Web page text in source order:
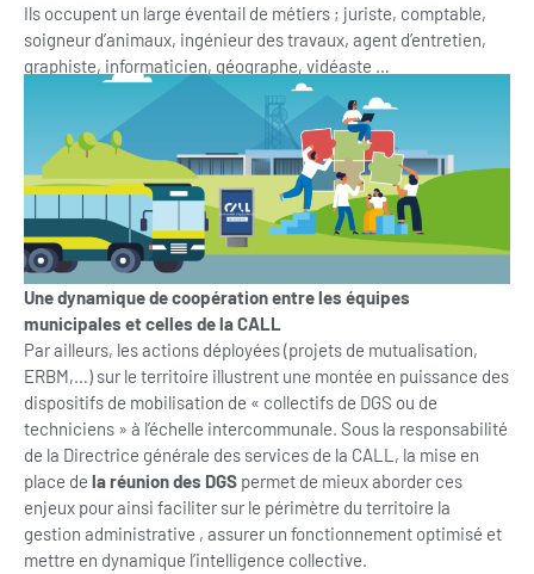
Ils occupent un large éventail de métiers ; juriste, comptable,
soigneur d’animaux, ingénieur des travaux, agent d’entretien,
graphiste, informaticien, géographe, vidéaste …
Une dynamique de coopération entre les équipes
municipales et celles de la CALL
Par ailleurs, les actions déployées (projets de mutualisation,
ERBM,…) sur le territoire illustrent une montée en puissance des
dispositifs de mobilisation de « collectifs de DGS ou de
techniciens » à l’échelle intercommunale. Sous la responsabilité
de la Directrice générale des services de la CALL, la mise en
place de la réunion des DGS permet de mieux aborder ces
enjeux pour ainsi faciliter sur le périmètre du territoire la
gestion administrative , assurer un fonctionnement optimisé et
mettre en dynamique l’intelligence collective.